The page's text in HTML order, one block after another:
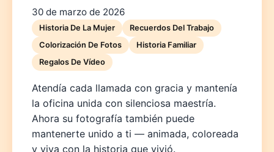
30 de marzo de 2026
Historia De La Mujer
Recuerdos Del Trabajo
Colorización De Fotos
Historia Familiar
Regalos De Vídeo
Atendía cada llamada con gracia y mantenía
la oficina unida con silenciosa maestría.
Ahora su fotografía también puede
mantenerte unido a ti — animada, coloreada
y viva con la historia que vivió.